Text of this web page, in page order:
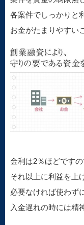
各案件でしっかりと
お金がたまりやすい
金利は2％ほどです
それ以上に利益を上
必要なければ使わず
入金遅れの時には精